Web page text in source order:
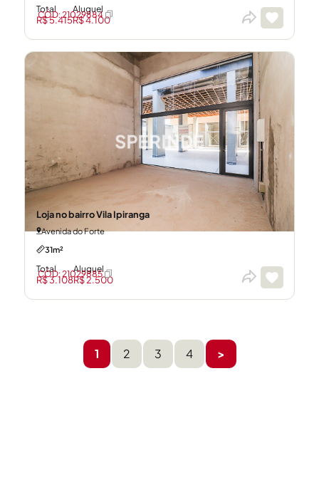
Total
R$ 5.415
Aluguel
R$ 4.100
CÓD: 21029884
Loja no bairro Vila Ipiranga
Avenida do Forte
31m²
Total
R$ 3.108
Aluguel
R$ 2.500
CÓD: 21029885
1 2 3 4 >